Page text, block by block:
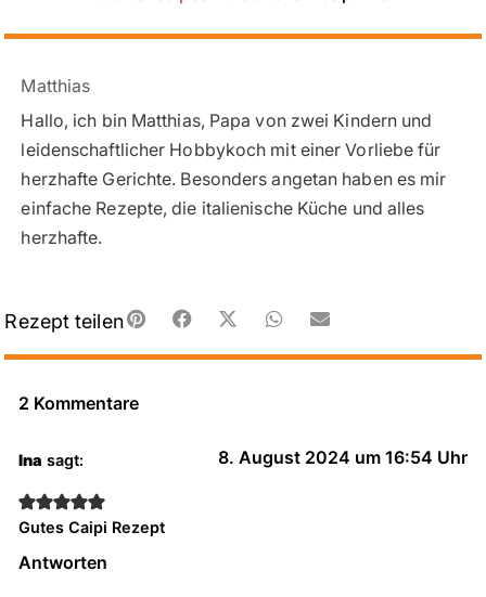
Matthias
Hallo, ich bin Matthias, Papa von zwei Kindern und
leidenschaftlicher Hobbykoch mit einer Vorliebe für
herzhafte Gerichte. Besonders angetan haben es mir
einfache Rezepte, die italienische Küche und alles
herzhafte.
Rezept teilen
2 Kommentare
Ina sagt: 8. August 2024 um 16:54 Uhr
Gutes Caipi Rezept
Antworten